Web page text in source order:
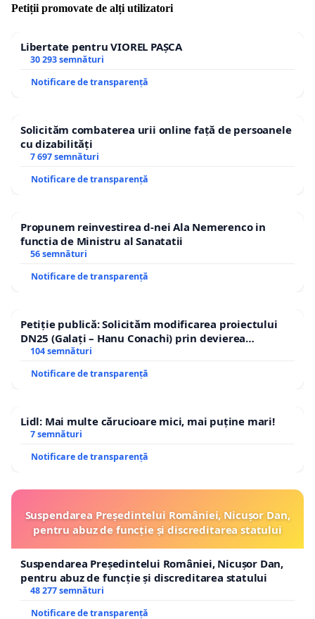
Petiții promovate de alți utilizatori
Libertate pentru VIOREL PAȘCA
30 293 semnături
Notificare de transparență
Solicităm combaterea urii online față de persoanele
cu dizabilități
7 697 semnături
Notificare de transparență
Propunem reinvestirea d-nei Ala Nemerenco in
functia de Ministru al Sanatatii
56 semnături
Notificare de transparență
Petiție publică: Solicităm modificarea proiectului
DN25 (Galați – Hanu Conachi) prin devierea
traseului în afara localităților!
104 semnături
Notificare de transparență
Lidl: Mai multe cărucioare mici, mai puține mari!
7 semnături
Notificare de transparență
Suspendarea Președintelui României, Nicușor Dan,
pentru abuz de funcție și discreditarea statului
Suspendarea Președintelui României, Nicușor Dan,
pentru abuz de funcție și discreditarea statului
48 277 semnături
Notificare de transparență